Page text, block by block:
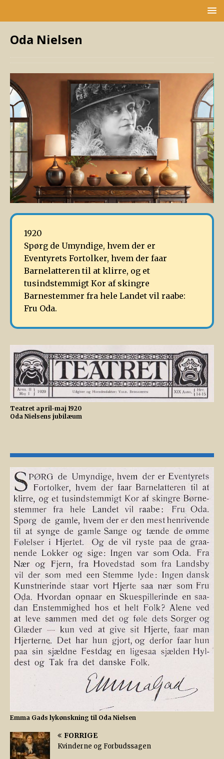
Oda Nielsen
1920
Spørg de Umyndige, hvem der er
Eventyrets Fortolker, hvem der faar
Barnelatteren til at klirre, og et
tusindstemmigt Kor af skingre
Barnestemmer fra hele Landet vil raabe:
Fru Oda.
Teatret april-maj 1920
Oda Nielsens jubilæum
Emma Gads lykønskning til Oda Nielsen
FORRIGE
Kvinderne og Forbudssagen